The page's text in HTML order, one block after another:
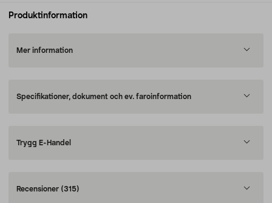
Produktinformation
Mer information
Specifikationer, dokument och ev. faroinformation
Trygg E-Handel
Recensioner (315)